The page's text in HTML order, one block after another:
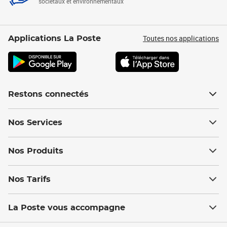
Applications La Poste Toutes nos applications
Restons connectés
Nos Services
Nos Produits
Nos Tarifs
La Poste vous accompagne